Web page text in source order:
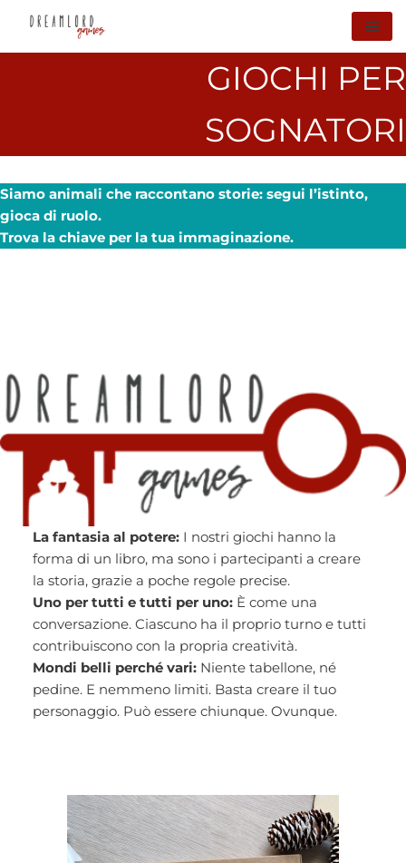
Vai
GIOCHI PER
SOGNATORI
Siamo animali che raccontano storie: segui l’istinto,
gioca di ruolo.
Trova la chiave per la tua immaginazione.
La fantasia al potere: I nostri giochi hanno la
forma di un libro, ma sono i partecipanti a creare
la storia, grazie a poche regole precise.
Uno per tutti e tutti per uno:È come una
conversazione. Ciascuno ha il proprio turno e tutti
contribuiscono con la propria creatività.
Mondi belli perché vari:Niente tabellone, né
pedine. E nemmeno limiti. Basta creare il tuo
personaggio. Può essere chiunque. Ovunque.